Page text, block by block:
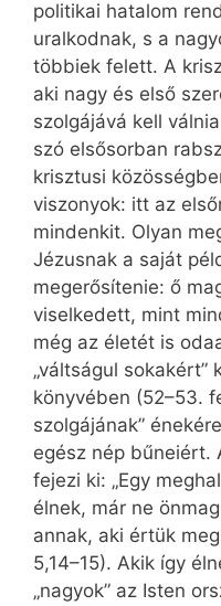
politikai hatalom
uralkodnak, s a
többiek felett. A
aki nagy és első
szolgájává kell
szó elsősorban
krisztusi
viszonyok: itt az
mindenkit. Olyan
Jézusnak a saját
megerősítenie: ő
viselkedett, mint
még az életét is
„váltságul sokakért”
könyvében (52–53.
szolgájának”
egész nép bűneiért.
fejezi ki: „Egy
élnek, már ne
annak, aki értük
5,14–15). Akik így
„nagyok” az Isten